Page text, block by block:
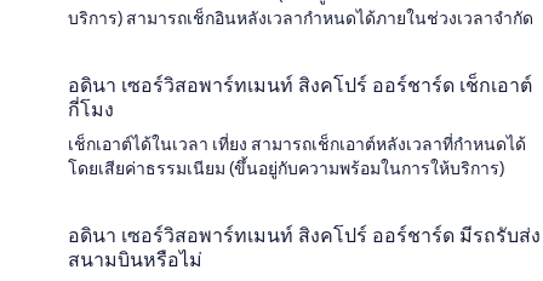
บริการ) สามารถเช็กอินหลังเวลากำหนดได้ภายในช่วงเวลาจำกัด
อดินา เซอร์วิสอพาร์ทเมนท์ สิงคโปร์ ออร์ชาร์ด เช็กเอาต์
กี่โมง
เช็กเอาต์ได้ในเวลา เที่ยง สามารถเช็กเอาต์หลังเวลาที่กำหนดได้
โดยเสียค่าธรรมเนียม (ขึ้นอยู่กับความพร้อมในการให้บริการ)
อดินา เซอร์วิสอพาร์ทเมนท์ สิงคโปร์ ออร์ชาร์ด มีรถรับส่ง
สนามบินหรือไม่